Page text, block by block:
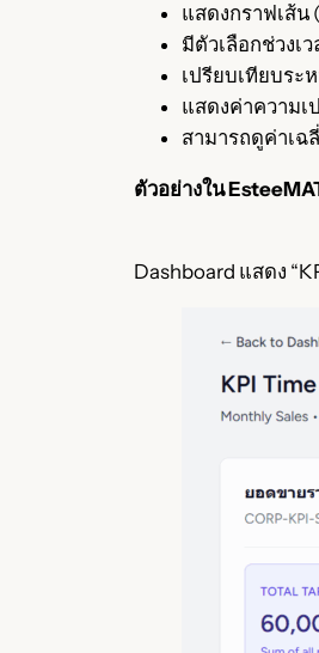
แสดงกราฟเส้น
มีตัวเลือกช่วงเ
เปรียบเทียบระ
แสดงค่าความเ
สามารถดูค่าเฉ
ตัวอย่างใน
Dashboard แสดง